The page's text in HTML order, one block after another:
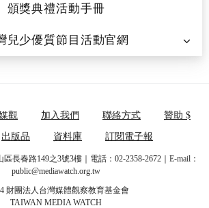
頒獎典禮活動手冊
兒少優質節目活動官網
觀 加入我們 聯絡方式 贊助 $
出版品 資料庫 訂閱電子報
長春路149之3號3樓｜電話：02-2358-2672｜E-mail：
public@mediawatch.org.tw
財團法人台灣媒體觀察教育基金會
TAIWAN MEDIA WATCH